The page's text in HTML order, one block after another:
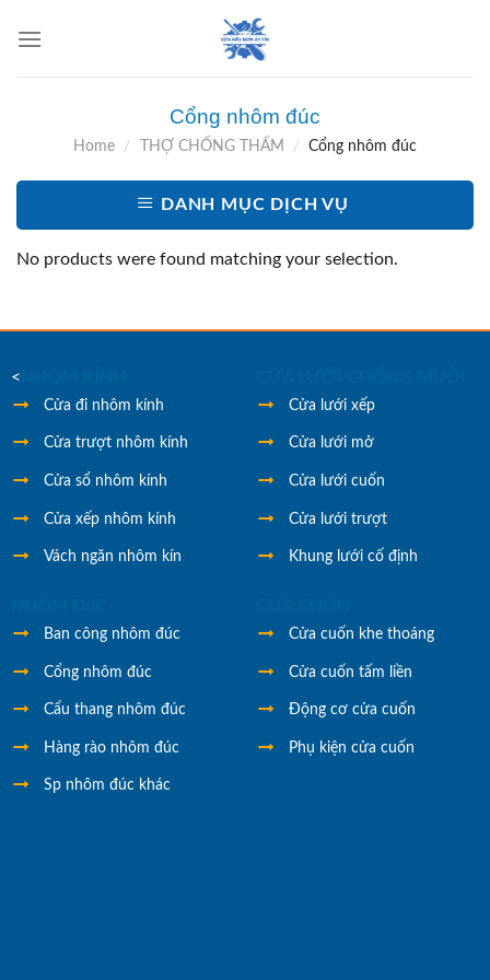
Cổng nhôm đúc
Home / THỢ CHỐNG THẤM / Cổng nhôm đúc
DANH MỤC DỊCH VỤ
No products were found matching your selection.
<
Cửa đi nhôm kính
Cửa trượt nhôm kính
Cửa sổ nhôm kính
Cửa xếp nhôm kính
Vách ngăn nhôm kín
Cửa lưới xếp
Cửa lưới mở
Cửa lưới cuốn
Cửa lưới trượt
Khung lưới cố định
Ban công nhôm đúc
Cổng nhôm đúc
Cẩu thang nhôm đúc
Hàng rào nhôm đúc
Sp nhôm đúc khác
Cửa cuốn khe thoáng
Cửa cuốn tấm liền
Động cơ cửa cuốn
Phụ kiện cửa cuốn